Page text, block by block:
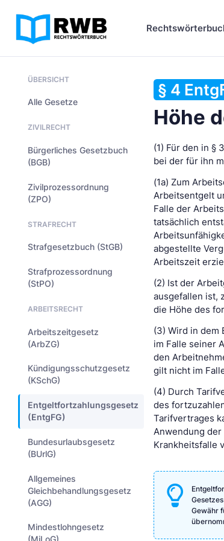
ÜBERSICHT
Alle Gesetze
ZIVILRECHT
Bürgerliches Gesetzbuch
(BGB)
Zivilprozessordnung
(ZPO)
STRAFRECHT
Strafgesetzbuch (StGB)
Strafprozessordnung
(StPO)
ARBEITSRECHT
Arbeitszeitgesetz
(ArbZG)
Kündigungsschutzgesetz
(KSchG)
Entgeltfortzahlungsgesetz
(EntgFG)
Bundesurlaubsgesetz
(BUrlG)
Allgemeines
Gleichbehandlungsgesetz
(AGG)
Mindestlohngesetz
§ 4
Höhe
(1) Für den in §
bei der für ihn
(1a) Zum
Arbeitsentgelt
Falle der
tatsächlich
abgestellte
Arbeitszeit
(2) Ist der
ausgefallen ist,
die Höhe des
(3) Wird in dem
im Falle seiner
den
gilt nicht im
(4) Durch
des
Tarifvertrages
Anwendung
Krankheitsfalle
Gewähr